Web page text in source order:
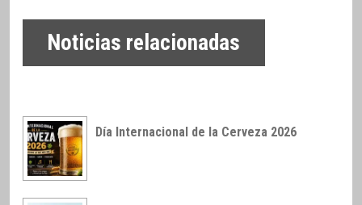
Noticias relacionadas
Día Internacional de la Cerveza 2026